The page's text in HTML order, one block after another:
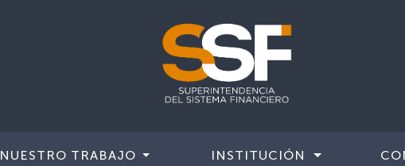
NUESTRO TRABAJO INSTITUCIÓN